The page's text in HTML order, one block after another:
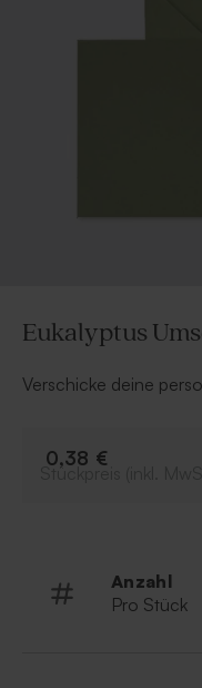
Eukalyptus
Verschicke deine
12 cm). Kombiniert mit
0,38 €
Anzahl
Pro Stück